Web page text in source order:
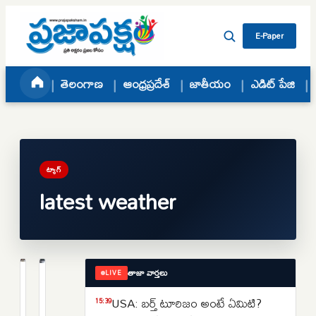
Skip to content
E-Paper
తెలంగాణ ఆంధ్రప్రదేశ్ జాతీయం ఎడిట్ పేజి
ట్యాగ్
latest weather
LIVE తాజా వార్తలు
15:39USA: బర్త్ టూరిజం అంటే ఏమిటి?